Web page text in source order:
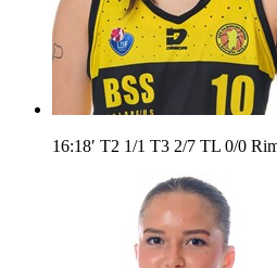
16:18′ T2 1/1 T3 2/7 TL 0/0